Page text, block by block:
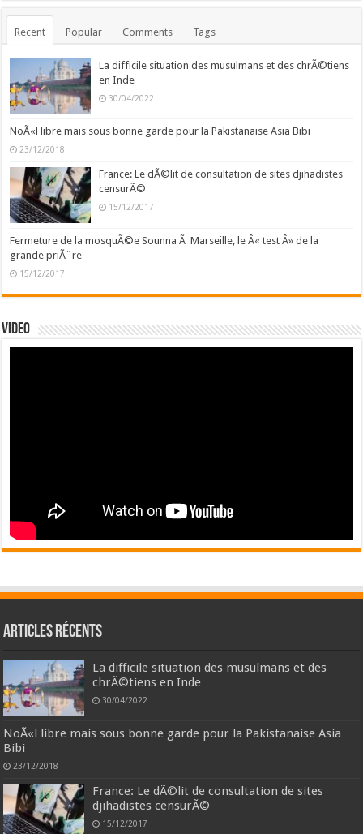
Recent Popular Comments Tags
La difficile situation des musulmans et des chrÃ©tiens
en Inde
30/04/2022
NoÃ«l libre mais sous bonne garde pour la Pakistanaise Asia Bibi
23/12/2018
France: Le dÃ©lit de consultation de sites djihadistes
censurÃ©
15/12/2017
Fermeture de la mosquÃ©e Sounna Ã Marseille, le Â« test Â» de la
grande priÃ¨re
15/12/2017
Video
Articles récents
La difficile situation des musulmans et des
chrÃ©tiens en Inde
30/04/2022
NoÃ«l libre mais sous bonne garde pour la Pakistanaise Asia
Bibi
23/12/2018
France: Le dÃ©lit de consultation de sites
djihadistes censurÃ©
15/12/2017